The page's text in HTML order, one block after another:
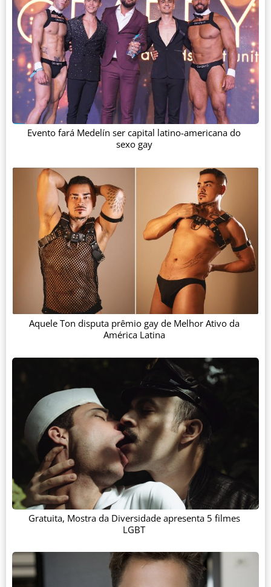
Evento fará Medelín ser capital latino-americana do
sexo gay
Aquele Ton disputa prêmio gay de Melhor Ativo da
América Latina
Gratuita, Mostra da Diversidade apresenta 5 filmes
LGBT